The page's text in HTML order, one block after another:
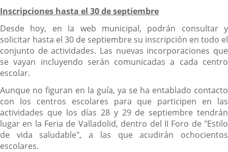
Inscripciones hasta el 30 de septiembre
Desde hoy, en la web municipal, podrán consultar y
solicitar hasta el 30 de septiembre su inscripción en todo el
conjunto de actividades. Las nuevas incorporaciones que
se vayan incluyendo serán comunicadas a cada centro
escolar.
Aunque no figuran en la guía, ya se ha entablado contacto
con los centros escolares para que participen en las
actividades que los días 28 y 29 de septiembre tendrán
lugar en la Feria de Valladolid, dentro del II Foro de "Estilo
de vida saludable", a las que acudirán ochocientos
escolares.